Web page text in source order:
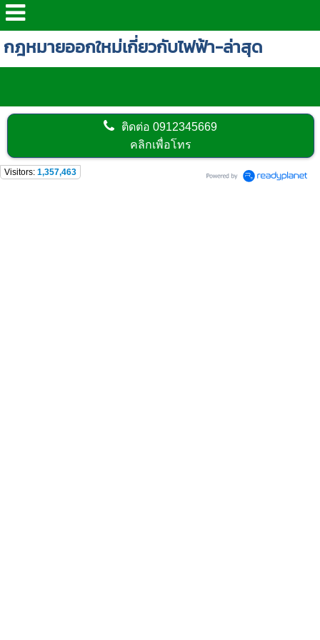
กฎหมายออกใหม่เกี่ยวกับไฟฟ้า-ล่าสุด
ติดต่อ0912345669
คลิกเพื่อโทร
Visitors: 1,357,463